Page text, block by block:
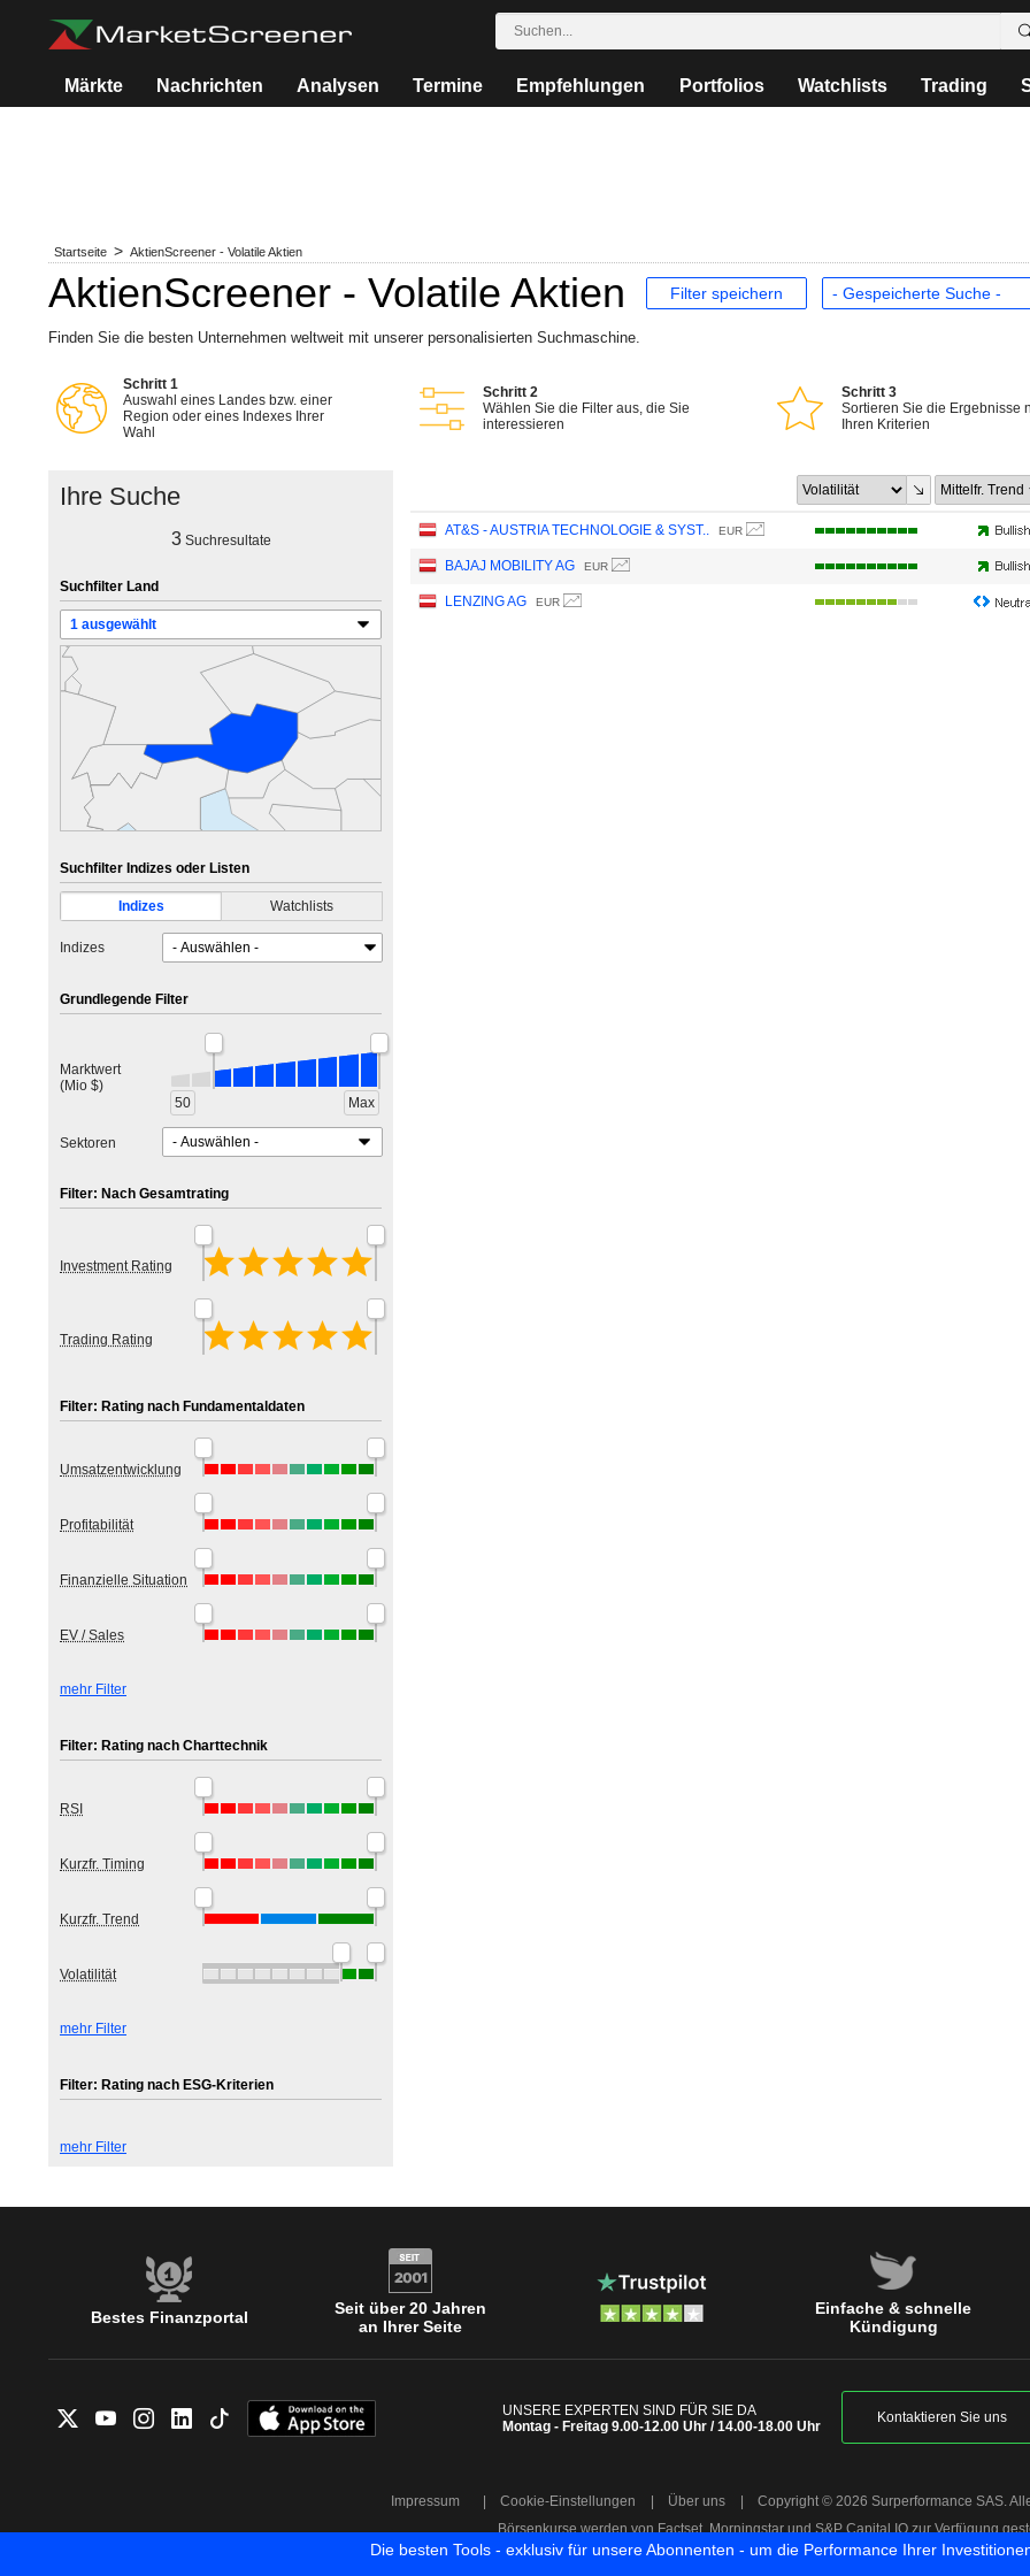
Märkte Nachrichten Analysen Termine Empfehlungen Portfolios Watchlists Trading
Startseite AktienScreener - Volatile Aktien
AktienScreener - Volatile Aktien Filter speichern
Finden Sie die besten Unternehmen weltweit mit unserer personalisierten Suchmaschine.
Schritt 1
Auswahl eines Landes bzw. einer
Region oder eines Indexes Ihrer
Wahl
Schritt 2
Wählen Sie die Filter aus, die Sie
interessieren
Schritt 3
Sortieren Sie die Ergebnisse
Ihren Kriterien
Ihre Suche
3Suchresultate
Suchfilter Land
Suchfilter Indizes oder Listen
Indizes Watchlists
Indizes
Grundlegende Filter
Marktwert
(Mio $)
50
Max
Sektoren
Filter: Nach Gesamtrating
Investment Rating
Trading Rating
Filter: Rating nach Fundamentaldaten
Umsatzentwicklung
Profitabilität
Finanzielle Situation
EV / Sales
mehr Filter
Filter: Rating nach Charttechnik
RSI
Kurzfr. Timing
Kurzfr. Trend
Volatilität
mehr Filter
Filter: Rating nach ESG-Kriterien
mehr Filter
AT&S - AUSTRIA TECHNOLOGIE & SYST.. EUR
BAJAJ MOBILITY AG EUR
LENZING AG EUR
Bestes Finanzportal
Seit über 20 Jahren
an Ihrer Seite
Einfache & schnelle
Kündigung
UNSERE EXPERTEN SIND FÜR SIE DA
Montag - Freitag 9.00-12.00 Uhr / 14.00-18.00 Uhr
Kontaktieren Sie uns
Impressum Cookie-Einstellungen Über uns
Copyright © 2026 Surperformance SAS.
Börsenkurse werden von Factset, Morningstar und S&P Capital IQ zur Verfügung
Die besten Tools - exklusiv für unsere Abonnenten - um die Performance Ihrer